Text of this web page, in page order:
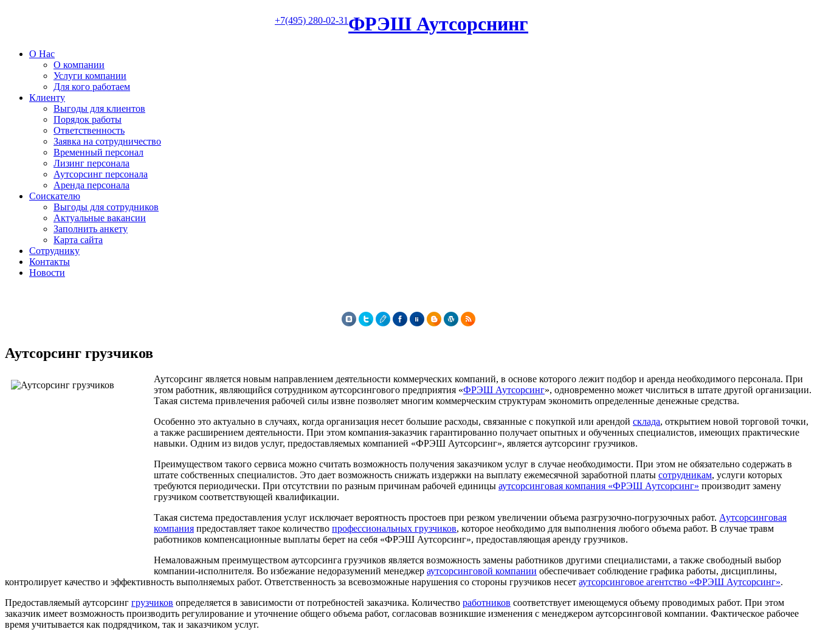
+7(495) 280-02-31ФРЭШ Аутсорснинг
О Нас
О компании
Услуги компании
Для кого работаем
Клиенту
Выгоды для клиентов
Порядок работы
Ответственность
Заявка на сотрудничество
Временный персонал
Лизинг персонала
Аутсорсинг персонала
Аренда персонала
Соискателю
Выгоды для сотрудников
Актуальные вакансии
Заполнить анкету
Карта сайта
Сотруднику
Контакты
Новости
Аутсорсинг грузчиков
Аутсорсинг является новым направлением деятельности коммерческих компаний, в основе которого лежит подбор и аренда необходимого персонала. При
этом работник, являющийся сотрудником аутсорсингового предприятия «ФРЭШ Аутсорсинг», одновременно может числиться в штате другой организации.
Такая система привлечения рабочей силы извне позволяет многим коммерческим структурам экономить определенные денежные средства.
Особенно это актуально в случаях, когда организация несет большие расходы, связанные с покупкой или арендой склада, открытием новой торговой точки,
а также расширением деятельности. При этом компания-заказчик гарантированно получает опытных и обученных специалистов, имеющих практические
навыки. Одним из видов услуг, предоставляемых компанией «ФРЭШ Аутсорсинг», является аутсорсинг грузчиков.
Преимуществом такого сервиса можно считать возможность получения заказчиком услуг в случае необходимости. При этом не обязательно содержать в
штате собственных специалистов. Это дает возможность снижать издержки на выплату ежемесячной заработной платы сотрудникам, услуги которых
требуются периодически. При отсутствии по разным причинам рабочей единицы аутсорсинговая компания «ФРЭШ Аутсорсинг» производит замену
грузчиком соответствующей квалификации.
Такая система предоставления услуг исключает вероятность простоев при резком увеличении объема разгрузочно-погрузочных работ. Аутсорсинговая
компания предоставляет такое количество профессиональных грузчиков, которое необходимо для выполнения любого объема работ. В случае травм
работников компенсационные выплаты берет на себя «ФРЭШ Аутсорсинг», предоставляющая аренду грузчиков.
Немаловажным преимуществом аутсорсинга грузчиков является возможность замены работников другими специалистами, а также свободный выбор
компании-исполнителя. Во избежание недоразумений менеджер аутсорсинговой компании обеспечивает соблюдение графика работы, дисциплины,
контролирует качество и эффективность выполняемых работ. Ответственность за всевозможные нарушения со стороны грузчиков несет аутсорсинговое агентство «ФРЭШ Аутсорсинг».
Предоставляемый аутсорсинг грузчиков определяется в зависимости от потребностей заказчика. Количество работников соответствует имеющемуся объему проводимых работ. При этом
заказчик имеет возможность производить регулирование и уточнение общего объема работ, согласовав возникшие изменения с менеджером аутсорсинговой компании. Фактическое рабочее
время учитывается как подрядчиком, так и заказчиком услуг.